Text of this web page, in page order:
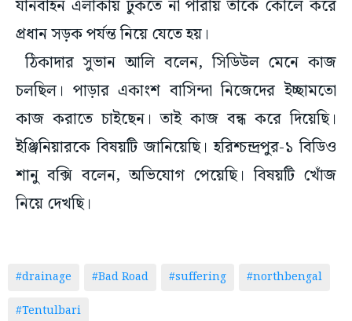
যানবাহন এলাকায় ঢুকতে না পারায় তাঁকে কোলে করে
প্রধান সড়ক পর্যন্ত নিয়ে যেতে হয়।
ঠিকাদার সুভান আলি বলেন, সিডিউল মেনে কাজ
চলছিল। পাড়ার একাংশ বাসিন্দা নিজেদের ইচ্ছামতো
কাজ করাতে চাইছেন। তাই কাজ বন্ধ করে দিয়েছি।
ইঞ্জিনিয়ারকে বিষয়টি জানিয়েছি। হরিশ্চন্দ্রপুর-১ বিডিও
শানু বক্সি বলেন, অভিযোগ পেয়েছি। বিষয়টি খোঁজ
নিয়ে দেখছি।
#drainage #Bad Road #suffering
#northbengal
#Tentulbari